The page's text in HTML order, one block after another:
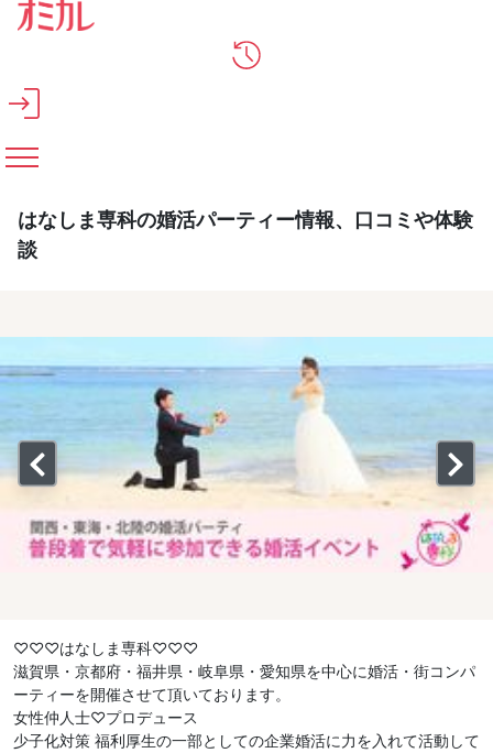
メインコンテンツへスキップ
はなしま専科の婚活パーティー情報、口コミや体験
談
♡♡♡はなしま専科♡♡♡
滋賀県・京都府・福井県・岐阜県・愛知県を中心に婚活・街コンパ
ーティーを開催させて頂いております。
女性仲人士♡プロデュース
少子化対策 福利厚生の一部としての企業婚活に力を入れて活動して